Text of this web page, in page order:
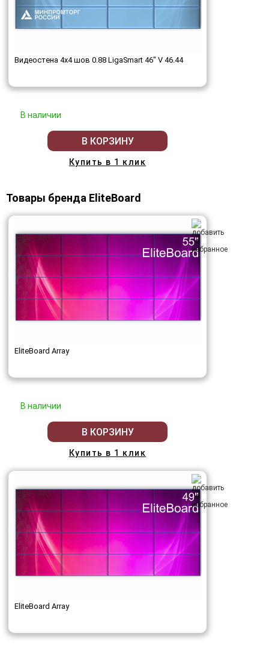
Видеостена 4x4 шов 0.88 LigaSmart 46" V 46.44
В наличии
В КОРЗИНУ
Купить в 1 клик
Товары бренда EliteBoard
EliteBoard Array
В наличии
В КОРЗИНУ
Купить в 1 клик
EliteBoard Array